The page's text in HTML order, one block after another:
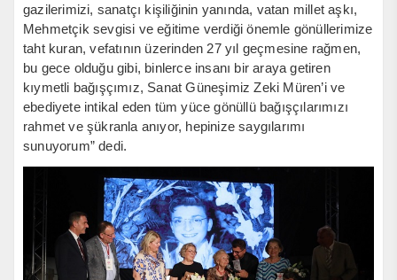
gazilerimizi, sanatçı kişiliğinin yanında, vatan millet aşkı,
Mehmetçik sevgisi ve eğitime verdiği önemle gönüllerimize
taht kuran, vefatının üzerinden 27 yıl geçmesine rağmen,
bu gece olduğu gibi, binlerce insanı bir araya getiren
kıymetli bağışçımız, Sanat Güneşimiz Zeki Müren’i ve
ebediyete intikal eden tüm yüce gönüllü bağışçılarımızı
rahmet ve şükranla anıyor, hepinize saygılarımı
sunuyorum” dedi.